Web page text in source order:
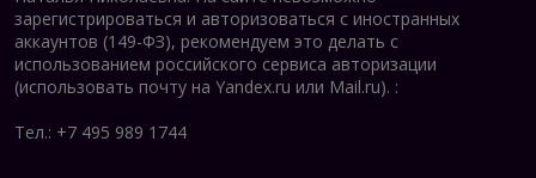
зарегистрироваться и авторизоваться с иностранных
аккаунтов (149-ФЗ), рекомендуем это делать с
использованием российского сервиса авторизации
(использовать почту на Yandex.ru или Mail.ru). :
Тел.: +7 495 989 1744